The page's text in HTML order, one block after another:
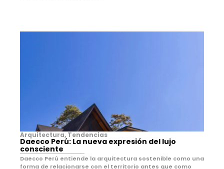
Arquitectura, Tendencias
Daecco Perú: La nueva expresión del lujo
consciente
Daecco Perú entiende la arquitectura sostenible como una
forma de relacionarse con el territorio antes que como